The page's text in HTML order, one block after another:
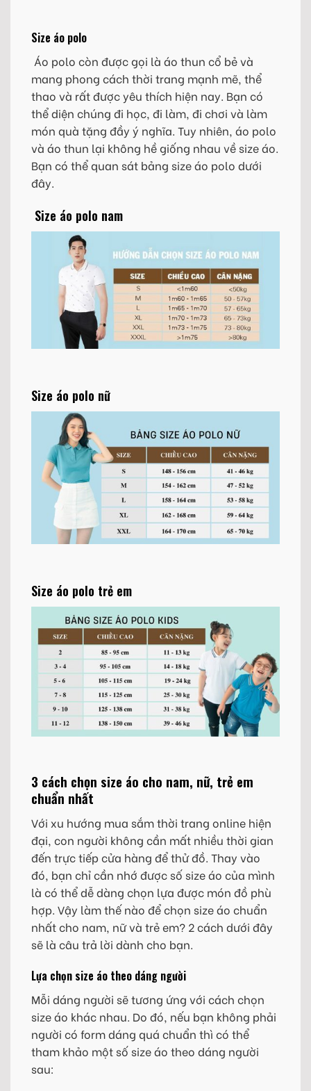
Size áo polo
Áo polo còn được gọi là áo thun cổ bẻ và
mang phong cách thời trang mạnh mẽ, thể
thao và rất được yêu thích hiện nay. Bạn có
thể diện chúng đi học, đi làm, đi chơi và làm
món quà tặng đầy ý nghĩa. Tuy nhiên, áo polo
và áo thun lại không hề giống nhau về size áo.
Bạn có thể quan sát bảng size áo polo dưới
đây.
Size áo polo nam
Size áo polo nữ
Size áo polo trẻ em
3 cách chọn size áo cho nam, nữ, trẻ em
chuẩn nhất
Với xu hướng mua sắm thời trang online hiện
đại, con người không cần mất nhiều thời gian
đến trực tiếp cửa hàng để thử đồ. Thay vào
đó, bạn chỉ cần nhớ được số size áo của mình
là có thể dễ dàng chọn lựa được món đồ phù
hợp. Vậy làm thế nào để chọn size áo chuẩn
nhất cho nam, nữ và trẻ em? 2 cách dưới đây
sẽ là câu trả lời dành cho bạn.
Lựa chọn size áo theo dáng người
Mỗi dáng người sẽ tương ứng với cách chọn
size áo khác nhau. Do đó, nếu bạn không phải
người có form dáng quá chuẩn thì có thể
tham khảo một số size áo theo dáng người
sau: